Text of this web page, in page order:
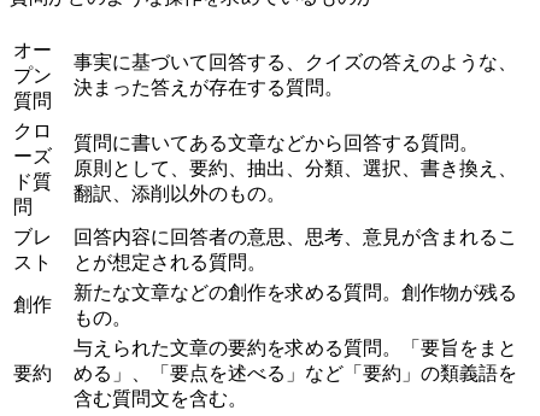
オー
プン
質問
事実に基づいて回答する、クイズの答えのような、
決まった答えが存在する質問。
クロ
ーズ
ド質
問
質問に書いてある文章などから回答する質問。
原則として、要約、抽出、分類、選択、書き換え、
翻訳、添削以外のもの。
ブレ
スト
回答内容に回答者の意思、思考、意見が含まれるこ
とが想定される質問。
創作
新たな文章などの創作を求める質問。創作物が残る
もの。
要約
与えられた文章の要約を求める質問。「要旨をまと
める」、「要点を述べる」など「要約」の類義語を
含む質問文を含む。